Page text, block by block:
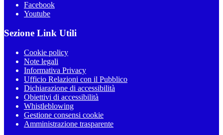
Facebook
Youtube
Sezione Link Utili
Cookie policy
Note legali
Informativa Privacy
Ufficio Relazioni con il Pubblico
Dichiarazione di accessibilità
Obiettivi di accessibilità
Whistleblowing
Gestione consensi cookie
Amministrazione trasparente